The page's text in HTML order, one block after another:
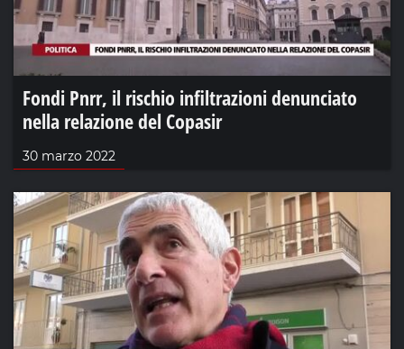
Fondi Pnrr, il rischio infiltrazioni denunciato
nella relazione del Copasir
30 marzo 2022